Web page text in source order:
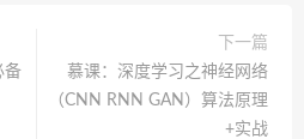
备
下一篇
慕课：深度学习之神经网络
（CNN RNN GAN）算法原理
+实战